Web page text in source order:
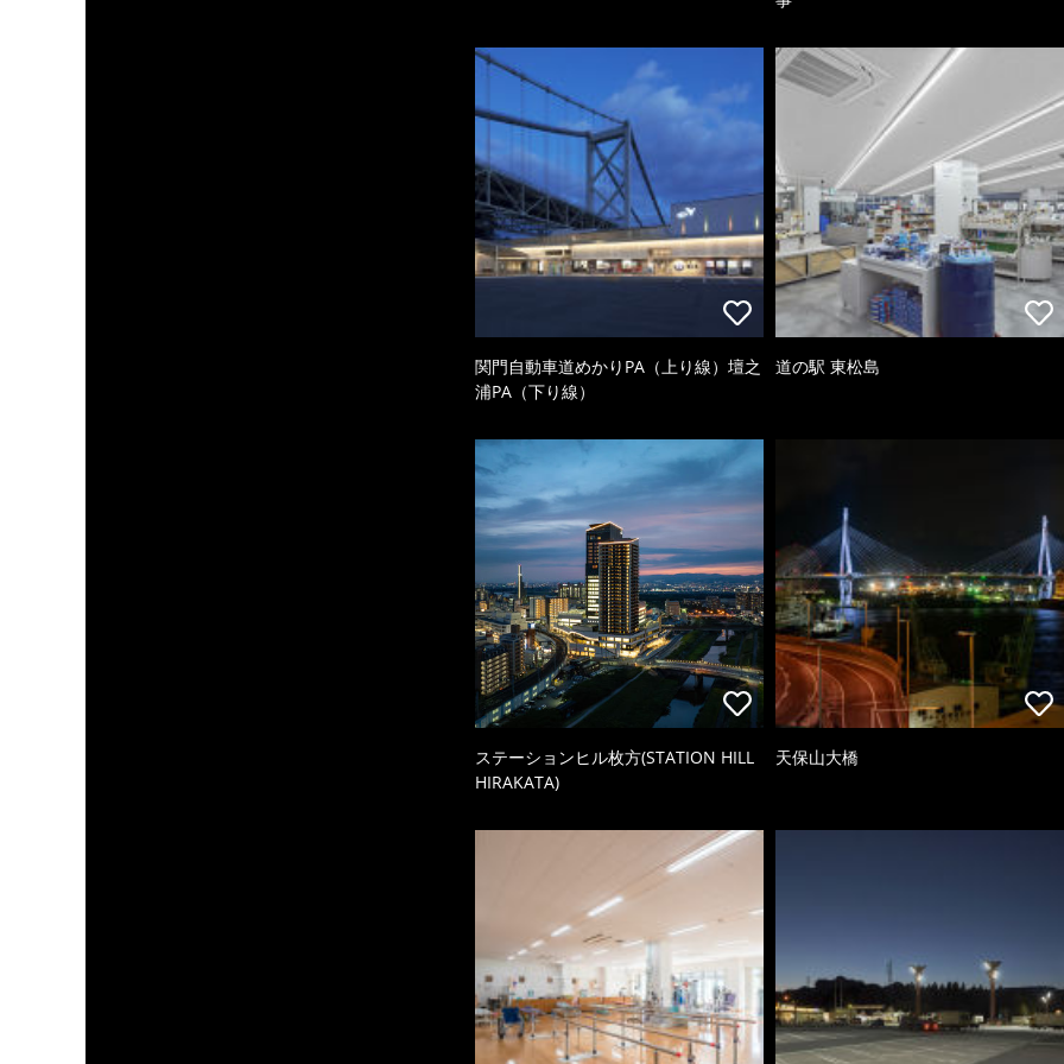
関門自動車道めかりPA（上り線）壇之
浦PA（下り線）
道の駅 東松島
ステーションヒル枚方(STATION HILL
HIRAKATA)
天保山大橋